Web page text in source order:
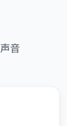
音